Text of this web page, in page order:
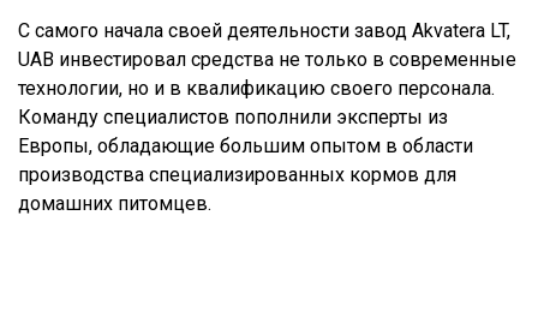
С самого начала своей деятельности завод Akvatera LT,
UAB инвестировал средства не только в современные
технологии, но и в квалификацию своего персонала.
Команду специалистов пополнили эксперты из
Европы, обладающие большим опытом в области
производства специализированных кормов для
домашних питомцев.